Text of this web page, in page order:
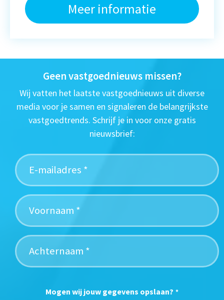
Meer informatie
Geen vastgoednieuws missen?
Wij vatten het laatste vastgoednieuws uit diverse
media voor je samen en signaleren de belangrijkste
vastgoedtrends. Schrijf je in voor onze gratis
nieuwsbrief:
Mogen wij jouw gegevens opslaan? *